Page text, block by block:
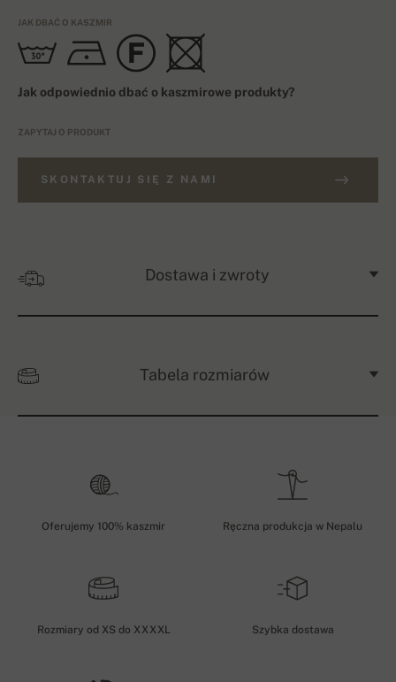
JAK DBAĆ O KASZMIR
Jak odpowiednio dbać o kaszmirowe produkty?
ZAPYTAJ O PRODUKT
SKONTAKTUJ SIĘ Z NAMI
Dostawa i zwroty
Tabela rozmiarów
Oferujemy 100% kaszmir Ręczna produkcja w Nepalu
Rozmiary od XS do XXXXL Szybka dostawa